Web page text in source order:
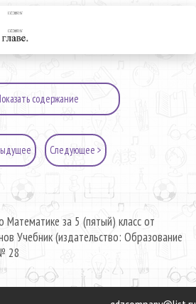
содержание
Следующее >
Математике за 5 (пятый) класс от
Учебник (издательство: Образование
28